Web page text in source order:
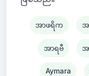
အာဖရိက
အာရဗီ အ
Aymara